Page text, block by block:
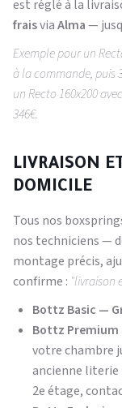
est réglé à la
fraisviaAlma—
Exemple pour un
à la commande, puis
un Recto 160x200
346€.
LIVRAISON
DOMICILE
Tous nos
nos techniciens —
montage précis,
confirme : "livraison
Bottz Basic —
Bottz Premium
votre chambre
ancienne literie
2e étage,